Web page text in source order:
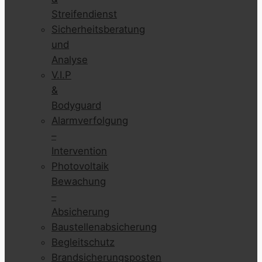
Streifendienst
Sicherheitsberatung
und
Analyse
V.I.P
&
Bodyguard
Alarmverfolgung
–
Intervention
Photovoltaik
Bewachung
–
Absicherung
Baustellenabsicherung
Begleitschutz
Brandsicherungsposten